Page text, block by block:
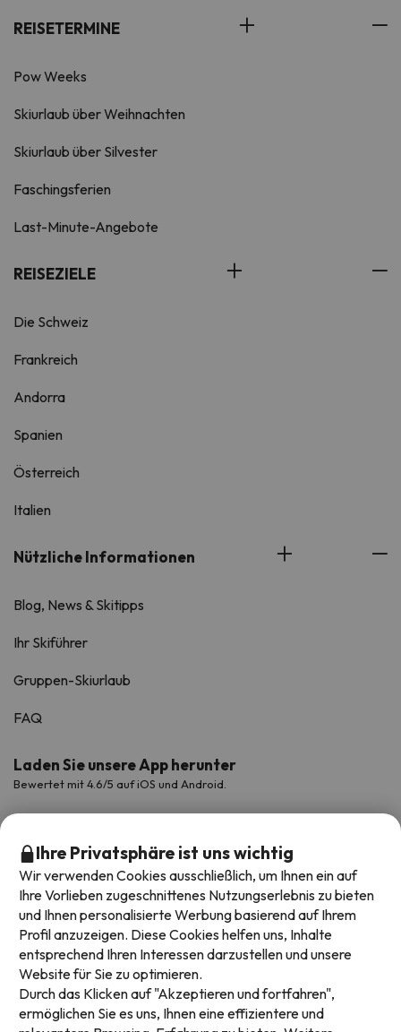
REISETERMINE
Pow Weeks
Skiurlaub über Weihnachten
Skiurlaub über Silvester
Faschingsferien
Last-Minute-Angebote
REISEZIELE
Die Schweiz
Frankreich
Andorra
Spanien
Österreich
Italien
Nützliche Informationen
Blog, News & Skitipps
Ihr Skiführer
Gruppen-Skiurlaub
FAQ
Laden Sie unsere App herunter
Bewertet mit 4.6/5 auf iOS und Android.
Verfügbare Zahlungsarten
Ihre Privatsphäre ist uns wichtig
Wir verwenden Cookies ausschließlich, um Ihnen ein auf
Ihre Vorlieben zugeschnittenes Nutzungserlebnis zu bieten
und Ihnen personalisierte Werbung basierend auf Ihrem
Profil anzuzeigen. Diese Cookies helfen uns, Inhalte
entsprechend Ihren Interessen darzustellen und unsere
Website für Sie zu optimieren.
Durch das Klicken auf "Akzeptieren und fortfahren",
ermöglichen Sie es uns, Ihnen eine effizientere und